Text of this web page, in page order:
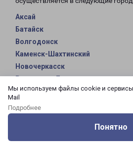
Мы используем файлы cookie и
Mail
Подробнее
Понятно
Аксай
Батайск
Волгодонск
Каменск-Шахтинский
Новочеркасск
Ростов-на-Дону
Таганрог
Шахты
Таганрог
Каменск-Шахтинский